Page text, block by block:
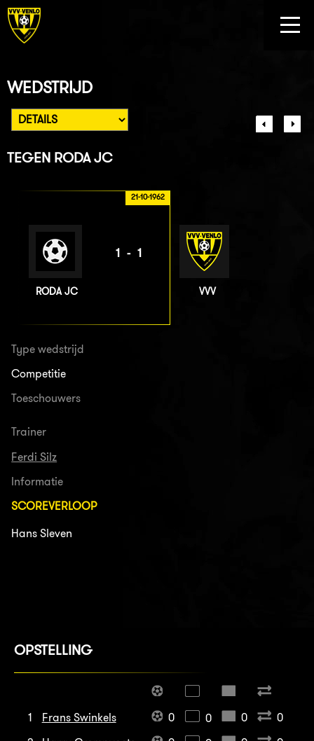
WEDSTRIJD
TEGEN RODA JC
21-10-1962
RODA JC
1-1
VVV
Type wedstrijd
Competitie
Toeschouwers
Trainer
Ferdi Silz
Informatie
SCOREVERLOOP
Hans Sleven
OPSTELLING
1 Frans Swinkels 0 0 0
0